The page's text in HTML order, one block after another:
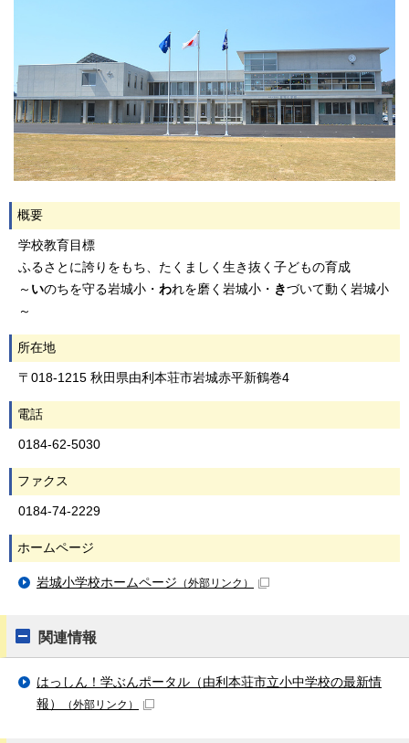
概要
学校教育目標
ふるさとに誇りをもち、たくましく生き抜く子どもの育成
～ いのちを守る岩城小・ われを磨く岩城小・ きづいて動く岩城小
～
所在地
〒018-1215 秋田県由利本荘市岩城赤平新鶴巻4
電話
0184-62-5030
ファクス
0184-74-2229
ホームページ
岩城小学校ホームページ （外部リンク）
関連情報
はっしん！学ぶんポータル（由利本荘市立小中学校の最新情
報）
（外部リンク）